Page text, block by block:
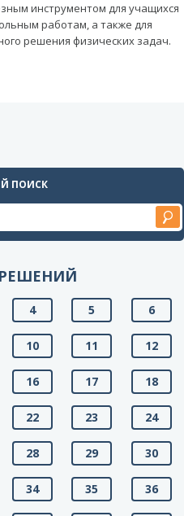
инструментом для учащихся
работам, а также для
решения физических задач.
ПОИСК
4 5 6
10 11 12
16 17 18
22 23 24
28 29 30
34 35 36